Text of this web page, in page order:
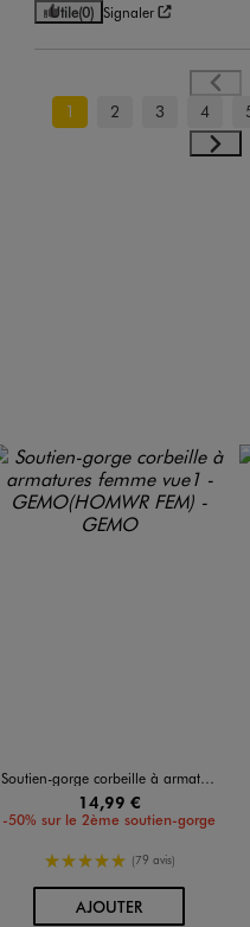
Utile(0) Signaler
1 2 3 4
Soutien-gorge corbeille à armatures femme
14,99 €
-50% sur le 2ème soutien-gorge
5/5 de moyenne
(79 avis)
AJOUTERAU PANIER